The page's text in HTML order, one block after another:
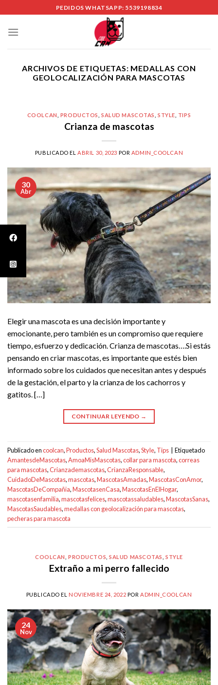
to
content
PEDIDOS WHATSAPP: 5539198834
ARCHIVOS DE ETIQUETAS: MEDALLAS CON
GEOLOCALIZACIÓN PARA MASCOTAS
COOLCAN PRODUCTOS ,SALUD MASCOTAS STYLE TIPS
Crianza de mascotas
PUBLICADO EL ABRIL 30, 2023 POR ADMIN_COOLCAN
30
Abr
Elegir una mascota es una decisión importante y
emocionante, pero también es un compromiso que requiere
tiempo, esfuerzo y dedicación. Crianza de mascotas….Si estás
pensando en criar mascotas, es importante que estés bien
informado sobre los cuidados que necesitan antes y después
de la gestación, el parto y la crianza de los cachorros y
gatitos. […]
CONTINUAR LEYENDO →
Publicado encoolcan,Productos,Salud Mascotas,Style, Tips
Etiquetado
AmantesdeMascotas,AmoaMisMascotas,collar para mascota,correas
para mascotas,Crianzademascotas,CrianzaResponsable,
CuidadoDeMascotas,mascotas,MascotasAmadas,MascotasConAmor,
MascotasDeCompañia,MascotasenCasa,MascotasEnElHogar,
mascotasenfamilia,mascotasfelices,mascotassaludables,MascotasSanas,
MascotasSaudables,medallas con geolocalización para mascotas,
pecheras para mascota
COOLCAN ,PRODUCTOS ,SALUD MASCOTAS ,STYLE
Extraño a mi perro fallecido
PUBLICADO EL NOVIEMBRE 24, 2022 POR ADMIN_COOLCAN
24
Nov